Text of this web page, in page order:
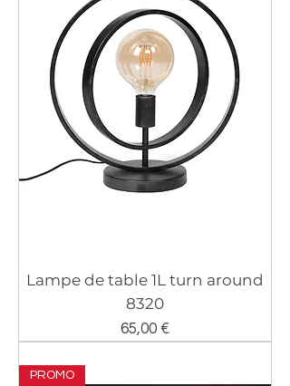
Lampe de table 1L turn around
8320
Prix
65,00 €
PROMO